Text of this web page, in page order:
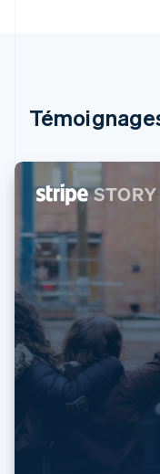
Grèce
Hongrie
Inde
Irlande
English
Italie
ItalianoEnglish
Japon
日本語 English
Lettonie
English
Liechtenstein
Deutsch